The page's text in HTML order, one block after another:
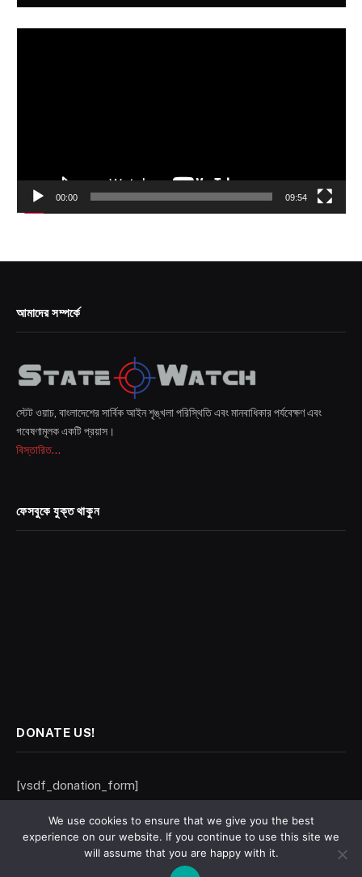
00:00 09:54
আমাদের সম্পর্কে
স্টেট ওয়াচ, বাংলাদেশের সার্বিক আইন শৃঙ্খলা পরিস্থিতি এবং মানবাধিকার পর্যবেক্ষণ এবং
গবেষণামূলক একটি প্রয়াস।
বিস্তারিত...
ফেসবুকে যুক্ত থাকুন
DONATE US!
[vsdf_donation_form]
We use cookies to ensure that we give you the best
experience on our website. If you continue to use this site we
will assume that you are happy with it.